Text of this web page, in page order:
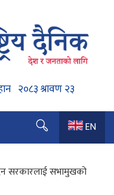
EN
सरकारलाई सभामुखको